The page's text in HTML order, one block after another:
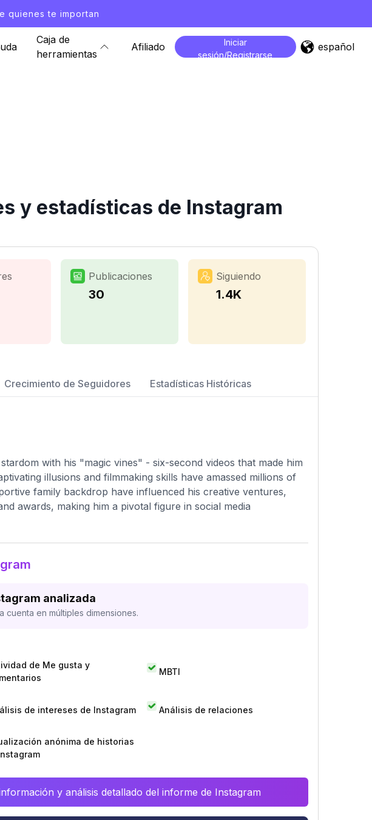
quienes te importan
Caja de
herramientas
Afiliado
Iniciar
sesión/Registrarse
español
y estadísticas de Instagram
Publicaciones
30
Siguiendo
1.4K
Crecimiento de Seguidores Estadísticas Históricas
with his "magic vines" - six-second videos that made him
illusions and filmmaking skills have amassed millions of
family backdrop have influenced his creative ventures,
awards, making him a pivotal figure in social media
analizada
cuenta en múltiples dimensiones.
de Me gusta y
MBTI
de intereses de Instagram Análisis de relaciones
anónima de historias
y análisis detallado del informe de Instagram